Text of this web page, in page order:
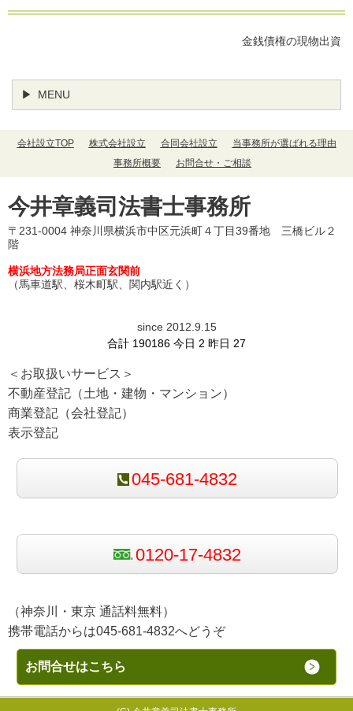
金銭債権の現物出資
MENU
会社設立TOP 株式会社設立 合同会社設立
当事務所が選ばれる理由
事務所概要
お問合せ・ご相談
今井章義司法書士事務所
〒231-0004 神奈川県横浜市中区元浜町４丁目39番地 三橋ビル２
階
横浜地方法務局正面玄関前
（馬車道駅、桜木町駅、関内駅近く）
since 2012.9.15
合計 190186 今日 2 昨日 27
＜お取扱いサービス＞
不動産登記（土地・建物・マンション）
商業登記（会社登記）
表示登記
045-681-4832
0120-17-4832
（神奈川・東京 通話料無料）
携帯電話からは045-681-4832へどうぞ
お問合せはこちら